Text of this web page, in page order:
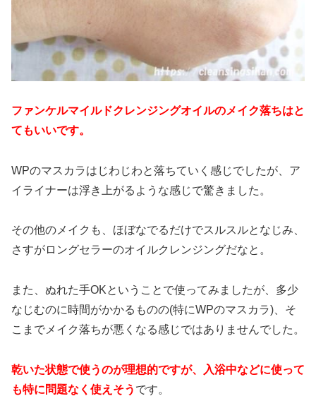
ファンケルマイルドクレンジングオイルのメイク落ちはと
てもいいです。
WPのマスカラはじわじわと落ちていく感じでしたが、ア
イライナーは浮き上がるような感じで驚きました。
その他のメイクも、ほぼなでるだけでスルスルとなじみ、
さすがロングセラーのオイルクレンジングだなと。
また、ぬれた手OKということで使ってみましたが、多少
なじむのに時間がかかるものの(特にWPのマスカラ)、そ
こまでメイク落ちが悪くなる感じではありませんでした。
乾いた状態で使うのが理想的ですが、入浴中などに使って
も特に問題なく使えそう です。